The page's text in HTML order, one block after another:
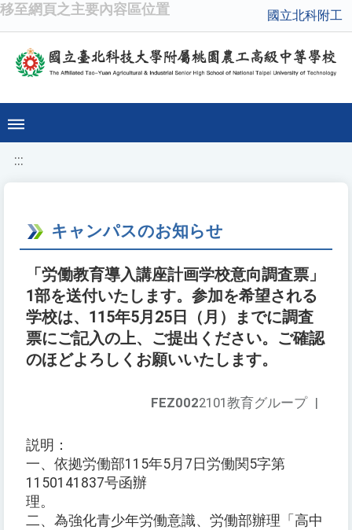
移至網頁之主要內容區位置 國立北科附工
:::
キャンパスのお知らせ
「労働教育導入講座計画学校意向調査票」
1部を送付いたします。参加を希望される
学校は、115年5月25日（月）までに調査
票にご記入の上、ご提出ください。ご確認
のほどよろしくお願いいたします。
FEZ0022101教育グループ |
説明：
一、依拠労働部115年5月7日労働関5字第
1150141837号函辦
理。
二、為強化青少年労働意識、労働部辦理「高中